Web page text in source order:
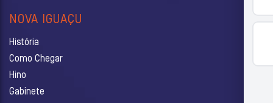
NOVA IGUAÇU
História
Como Chegar
Hino
Gabinete